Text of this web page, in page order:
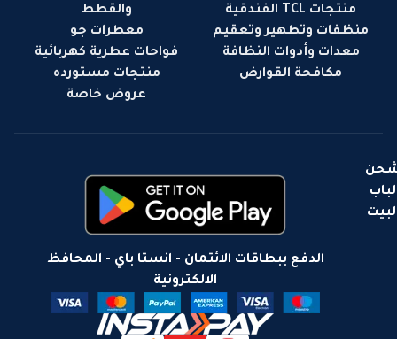
منتجات TCL الفندقية
منظفات وتطهير وتعقيم
معدات وأدوات النظافة
مكافحة القوارض
والقطط
معطرات جو
فواحات عطرية كهربائية
منتجات مستورده
عروض خاصة
لباب
الدفع ببطاقات الائتمان - انستا باي - المحافظ
الالكترونية